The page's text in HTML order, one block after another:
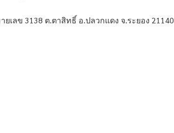
เลข 3138 ต.ตาสิทธิ์ อ.ปลวกแดง จ.ระยอง 21140